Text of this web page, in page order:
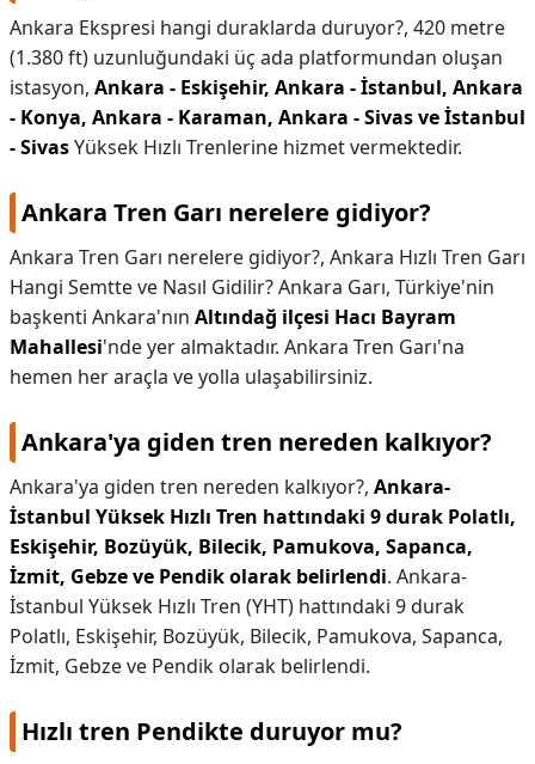
Ankara Ekspresi hangi duraklarda duruyor?, 420 metre
(1.380 ft) uzunluğundaki üç ada platformundan oluşan
istasyon, Ankara - Eskişehir, Ankara - İstanbul, Ankara
- Konya, Ankara - Karaman, Ankara - Sivas ve İstanbul
- SivasYüksek Hızlı Trenlerine hizmet vermektedir.
Ankara Tren Garı nerelere gidiyor?
Ankara Tren Garı nerelere gidiyor?, Ankara Hızlı Tren Garı
Hangi Semtte ve Nasıl Gidilir? Ankara Garı, Türkiye'nin
başkenti Ankara'nın Altındağ ilçesi Hacı Bayram
Mahallesi'nde yer almaktadır. Ankara Tren Garı'na
hemen her araçla ve yolla ulaşabilirsiniz.
Ankara'ya giden tren nereden kalkıyor?
Ankara'ya giden tren nereden kalkıyor?, Ankara-
İstanbul Yüksek Hızlı Tren hattındaki 9 durak Polatlı,
Eskişehir, Bozüyük, Bilecik, Pamukova, Sapanca,
İzmit, Gebze ve Pendik olarak belirlendi. Ankara-
İstanbul Yüksek Hızlı Tren (YHT) hattındaki 9 durak
Polatlı, Eskişehir, Bozüyük, Bilecik, Pamukova, Sapanca,
İzmit, Gebze ve Pendik olarak belirlendi.
Hızlı tren Pendikte duruyor mu?